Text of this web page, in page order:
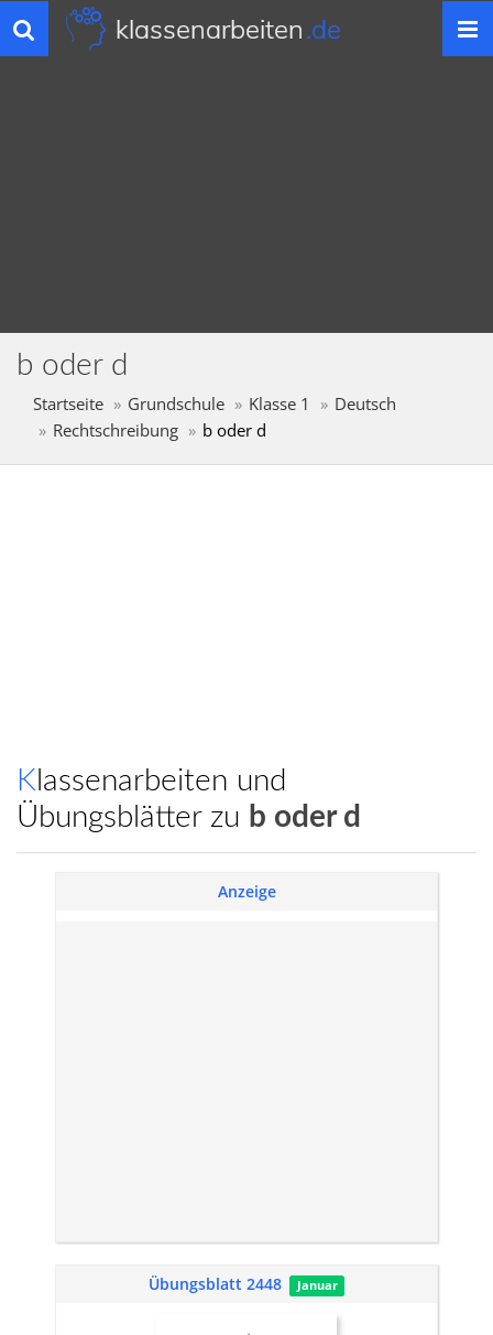
Toggle
navigation
klassenarbeiten.de
b oder d
Startseite Grundschule Klasse 1
Deutsch
Rechtschreibung
b oder d
Klassenarbeiten und
Übungsblätter zu b oder d
Anzeige
Übungsblatt 2448 Januar